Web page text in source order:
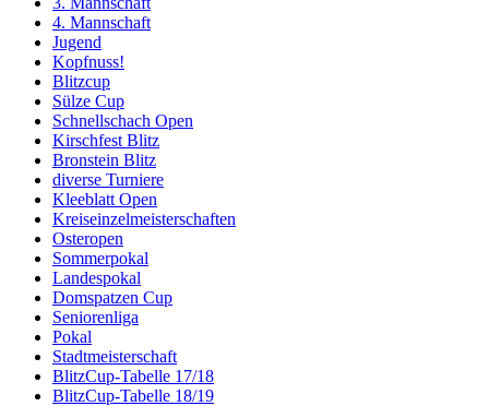
4. Mannschaft
Jugend
Kopfnuss!
Blitzcup
Sülze Cup
Schnellschach Open
Kirschfest Blitz
Bronstein Blitz
diverse Turniere
Kleeblatt Open
Kreiseinzelmeisterschaften
Osteropen
Sommerpokal
Landespokal
Domspatzen Cup
Seniorenliga
Pokal
Stadtmeisterschaft
BlitzCup-Tabelle 17/18
BlitzCup-Tabelle 18/19